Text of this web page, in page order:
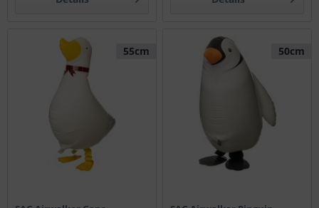
55cm 50cm